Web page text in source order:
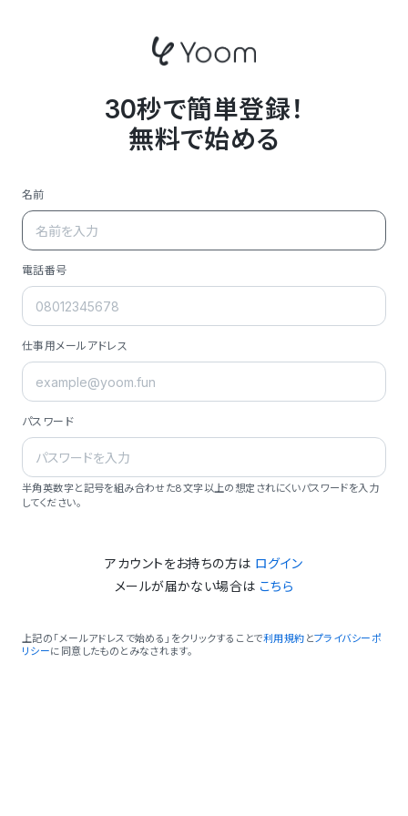
30秒で簡単登録！
無料で始める
名前
電話番号
仕事用メールアドレス
パスワード
半角英数字と記号を組み合わせた8文字以上の想定されにくいパスワードを入力
してください。
アカウントをお持ちの方は ログイン
メールが届かない場合は こちら
上記の「メールアドレスで始める」をクリックすることで利用規約 とプライバシーポ
リシーに同意したものとみなされます。